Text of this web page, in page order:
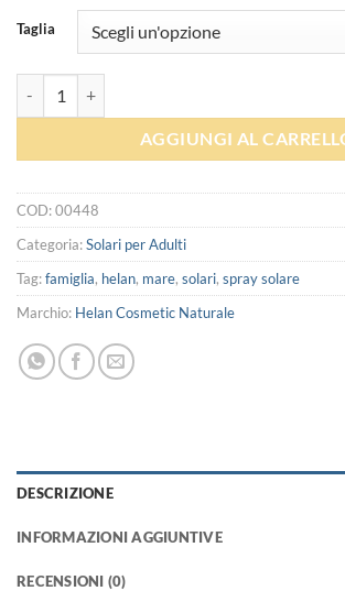
Taglia
AGGIUNGI AL
COD:00448
Categoria:Solari per Adulti
Tag:famiglia, helan, mare, solari, spray solare
Marchio: Helan Cosmetic Naturale
DESCRIZIONE
INFORMAZIONI AGGIUNTIVE
RECENSIONI (0)